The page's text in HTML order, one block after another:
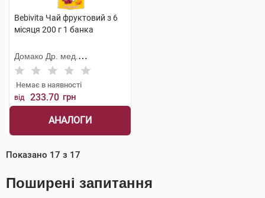
Bebivita Чай фруктовий з 6
місяця 200 г 1 банка
Домако Др. мед.
Ауфдермаур АГ
Немає в наявності
від 233.70 грн
АНАЛОГИ
Показано 17 з 17
Поширені запитання